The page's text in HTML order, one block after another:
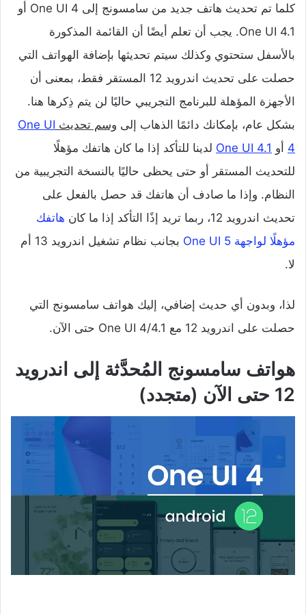
كلما تم تحديث هاتف جديد من سامسونج إلى One UI 4 أو
One UI 4.1. يجب أن تعلم أيضًا أن القائمة المذكورة
بالأسفل ستحتوي وكذلك سيتم تحديثها بإضافة الهواتف التي
حصلت على تحديث اندرويد 12 المستقر فقط، بمعنى أن
الأجهزة المؤهلة للبرنامج التجريبي حاليًا لن يتم ذِكرها هنا.
بشكل عام، بإمكانك دائمًا الذهاب إلى وسم تحديث One UI
4 أو One UI 4.1 لدينا للتأكد إذا ما كان هاتفك مؤهلًا
للتحديث المستقر أو حتى يحظى حاليًا بالنسخة التجريبية من
النظام. وإذا ما صادف أن هاتفك قد حصل بالفعل على
تحديث اندرويد 12، ربما تريد إذًا التأكد إذا ما كان
هاتفك
مؤهلًا لواجهة One UI 5
بجانب نظام تشغيل اندرويد 13 أم
لا.
لذا، وبدون أي حديث إضافي، إليك هواتف سامسونج التي
حصلت على اندرويد 12 مع One UI 4/4.1 حتى الآن.
هواتف سامسونج المُحدَّثة إلى اندرويد
12 حتى الآن (متجدد)